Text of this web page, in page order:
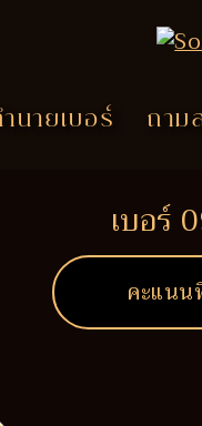
นายเบอร์ ถาม
เบอร์
คะแนน